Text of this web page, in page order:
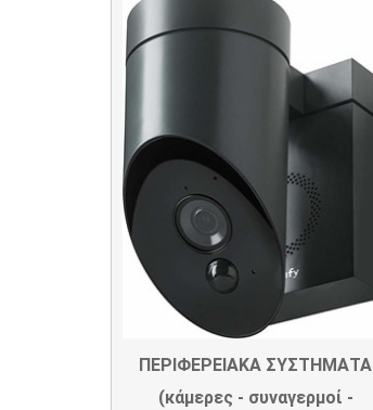
ΠΕΡΙΦΕΡΕΙΑΚΑ ΣΥΣΤΗΜΑΤΑ
(κάμερες - συναγερμοί -